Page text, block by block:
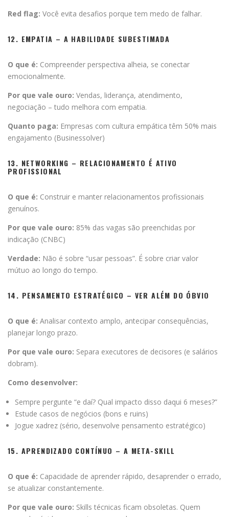
Red flag: Você evita desafios porque tem medo de falhar.
12. EMPATIA – A HABILIDADE SUBESTIMADA
O que é: Compreender perspectiva alheia, se conectar
emocionalmente.
Por que vale ouro: Vendas, liderança, atendimento,
negociação – tudo melhora com empatia.
Quanto paga: Empresas com cultura empática têm 50% mais
engajamento (Businessolver)
13. NETWORKING – RELACIONAMENTO É ATIVO
PROFISSIONAL
O que é: Construir e manter relacionamentos profissionais
genuínos.
Por que vale ouro: 85% das vagas são preenchidas por
indicação (CNBC)
Verdade: Não é sobre “usar pessoas”. É sobre criar valor
mútuo ao longo do tempo.
14. PENSAMENTO ESTRATÉGICO – VER ALÉM DO ÓBVIO
O que é: Analisar contexto amplo, antecipar consequências,
planejar longo prazo.
Por que vale ouro: Separa executores de decisores (e salários
dobram).
Como desenvolver:
Sempre pergunte “e daí? Qual impacto disso daqui 6 meses?”
Estude casos de negócios (bons e ruins)
Jogue xadrez (sério, desenvolve pensamento estratégico)
15. APRENDIZADO CONTÍNUO – A META-SKILL
O que é: Capacidade de aprender rápido, desaprender o errado,
se atualizar constantemente.
Por que vale ouro: Skills técnicas ficam obsoletas. Quem